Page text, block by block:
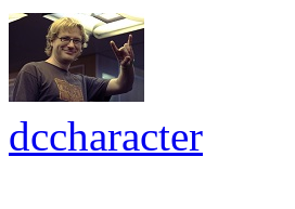
dccharacter